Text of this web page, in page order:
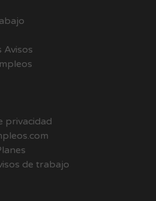
Avisos
privacidad
de trabajo